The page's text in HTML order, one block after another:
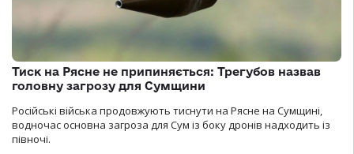
Тиск на Рясне не припиняється: Трегубов назвав
головну загрозу для Сумщини
Російські війська продовжують тиснути на Рясне на Сумщині,
водночас основна загроза для Сум із боку дронів надходить із
півночі.